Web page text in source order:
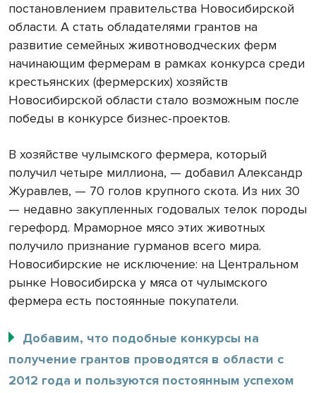
постановлением правительства Новосибирской
области. А стать обладателями грантов на
развитие семейных животноводческих ферм
начинающим фермерам в рамках конкурса среди
крестьянских (фермерских) хозяйств
Новосибирской области стало возможным после
победы в конкурсе бизнес-проектов.
В хозяйстве чулымского фермера, который
получил четыре миллиона, — добавил Александр
Журавлев, — 70 голов крупного скота. Из них 30
— недавно закупленных годовалых телок породы
герефорд. Мраморное мясо этих животных
получило признание гурманов всего мира.
Новосибирские не исключение: на Центральном
рынке Новосибирска у мяса от чулымского
фермера есть постоянные покупатели.
Добавим, что подобные конкурсы на
получение грантов проводятся в области с
2012 года и пользуются постоянным успехом